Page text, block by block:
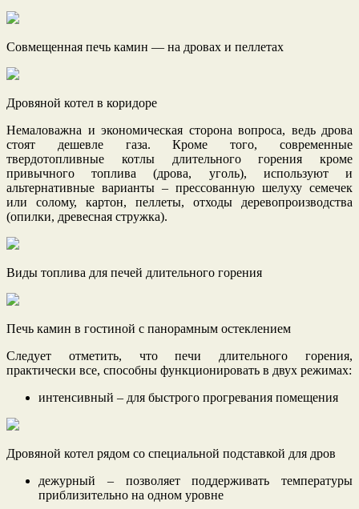
Совмещенная печь камин — на дровах и пеллетах
Дровяной котел в коридоре
Немаловажна и экономическая сторона вопроса, ведь дрова
стоят дешевле газа. Кроме того, современные
твердотопливные котлы длительного горения кроме
привычного топлива (дрова, уголь), используют и
альтернативные варианты – прессованную шелуху семечек
или солому, картон, пеллеты, отходы деревопроизводства
(опилки, древесная стружка).
Виды топлива для печей длительного горения
Печь камин в гостиной с панорамным остеклением
Следует отметить, что печи длительного горения,
практически все, способны функционировать в двух режимах:
интенсивный – для быстрого прогревания помещения
Дровяной котел рядом со специальной подставкой для дров
дежурный – позволяет поддерживать температуры
приблизительно на одном уровне